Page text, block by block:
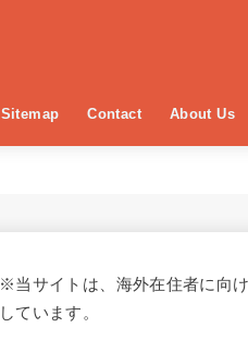
Sitemap Contact About Us
※当サイトは、海外在住者に向
しています。